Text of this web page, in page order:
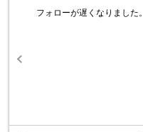
フォローが遅くなりました。